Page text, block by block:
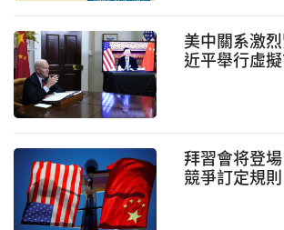
美中關系激烈緊張
近平舉行虛
拜習會将登
競爭訂定規則